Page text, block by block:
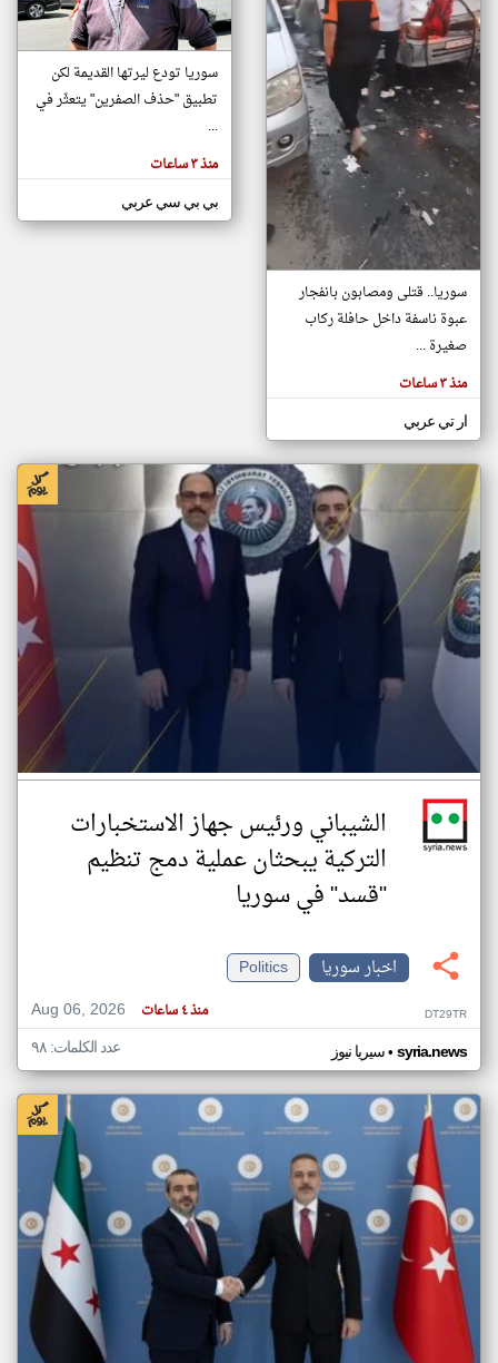
تغيير الدولة
مصادر الأخبار من سوريا
أهم اخبار سوريا العاجلة والمباشرة
تعبر
المقالات
الموجوده
هنا عن
وجهة
كاتبيها.
سوريا.. قتلى ومصابون بانفجار
عبوة ناسفة داخل حافلة ركاب
صغيرة ...
منذ ٣ ساعات
ار تي عربي
سوريا تودع ليرتها القديمة لكن
تطبيق "حذف الصفرين" يتعثّر في
...
منذ ٣ ساعات
بي بي سي عربي
الشيباني ورئيس جهاز الاستخبارات
التركية يبحثان عملية دمج تنظيم
"قسد" في سوريا
اخبار سوريا
Politics
Aug 06, 2026
منذ ٤ ساعات DT29TR
سيريا نيوز• syria.news عدد الكلمات: ٩٨
klyoum.com